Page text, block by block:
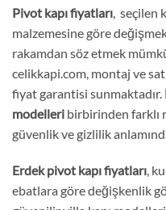
Pivot kapı fiyatları , seçilen
malzemesine göre
rakamdan söz etmek
celikkapi.com, montaj ve
fiyat garantisi sunmaktadır.
modelleri birbirinden farklı
güvenlik ve gizlilik
Erdek pivot kapı fiyatları,
ebatlara göre değişkenlik